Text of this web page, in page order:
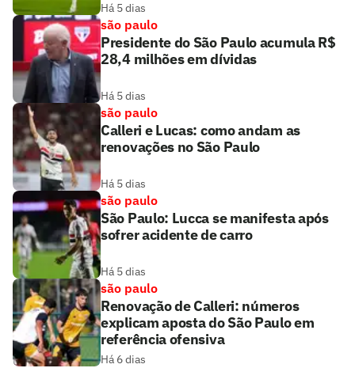
Há 5 dias
são paulo
Presidente do São Paulo acumula R$
28,4 milhões em dívidas
Há 5 dias
são paulo
Calleri e Lucas: como andam as
renovações no São Paulo
Há 5 dias
são paulo
São Paulo: Lucca se manifesta após
sofrer acidente de carro
Há 5 dias
são paulo
Renovação de Calleri: números
explicam aposta do São Paulo em
referência ofensiva
Há 6 dias